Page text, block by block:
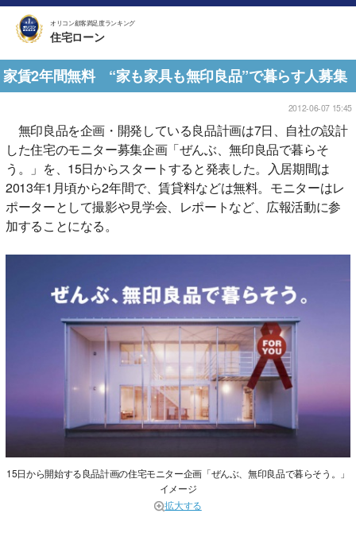
オリコン顧客満足度ランキング
住宅ローン
家賃2年間無料 “家も家具も無印良品”で暮らす人募集
2012-06-07 15:45
無印良品を企画・開発している良品計画は7日、自社の設計
した住宅のモニター募集企画「ぜんぶ、無印良品で暮らそ
う。」を、15日からスタートすると発表した。入居期間は
2013年1月頃から2年間で、賃貸料などは無料。モニターはレ
ポーターとして撮影や見学会、レポートなど、広報活動に参
加することになる。
15日から開始する良品計画の住宅モニター企画「ぜんぶ、無印良品で暮らそう。」
イメージ
拡大する